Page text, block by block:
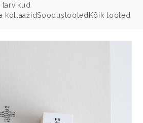
kollaažidSoodustooted Kõik tooted